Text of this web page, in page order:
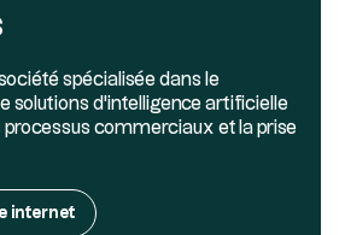
spécialisée dans le
solutions d'intelligence artificielle
processus commerciaux et la prise
internet